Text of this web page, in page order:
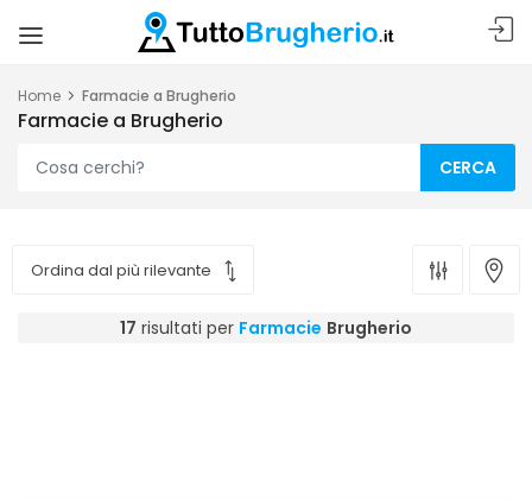
Home Farmacie a Brugherio
Farmacie a Brugherio
CERCA
17 risultati per Farmacie Brugherio